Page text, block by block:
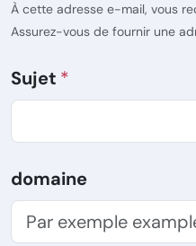
À cette adresse e-mail, vous
Assurez-vous de fournir une
Sujet
domaine